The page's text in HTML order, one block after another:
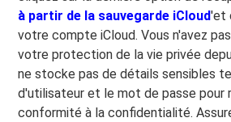
à partir de la sauvegarde iCloud'et
votre compte iCloud. Vous n'avez
votre protection de la vie privée
ne stocke pas de détails sensibles
d'utilisateur et le mot de passe pour
conformité à la confidentialité.